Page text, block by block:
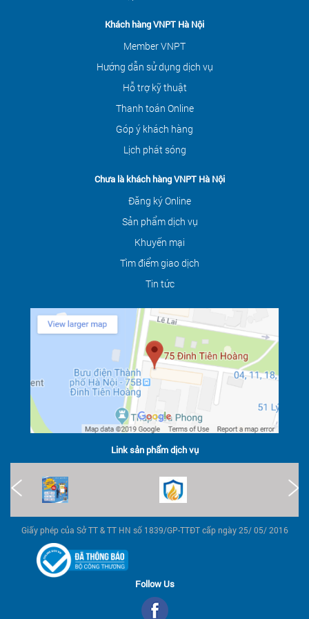
Khách hàng VNPT Hà Nội
Member VNPT
Hướng dẫn sử dụng dịch vụ
Hỗ trợ kỹ thuật
Thanh toán Online
Góp ý khách hàng
Lịch phát sóng
Chưa là khách hàng VNPT Hà Nội
Đăng ký Online
Sản phẩm dịch vụ
Khuyến mại
Tìm điểm giao dịch
Tin tức
Link sản phẩm dịch vụ
Giấy phép của Sở TT & TT HN số 1839/GP-TTĐT cấp ngày 25/ 05/ 2016
Follow Us